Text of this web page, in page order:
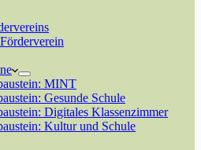
MINT
Gesunde Schule
Digitales Klassenzimmer
Kultur und Schule